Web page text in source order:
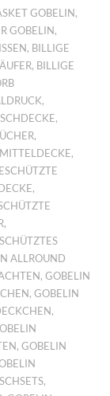
GOBELIN,
GOBELIN,
, BILLIGE
, BILLIGE
,
,
,
,
,
,
ALLROUND
,GOBELIN
,GOBELIN
,
,GOBELIN
,